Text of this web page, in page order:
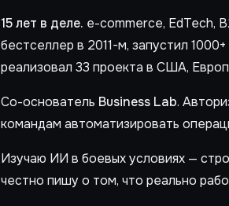
15 лет в деле. e-commerce, EdTech,
бестселлер в 2011-м, запустил
реализовал 33 проекта в США,
Со-основатель Business Lab.
командам автоматизировать
Изучаю ИИ в боевых условиях —
честно пишу о том, что реально